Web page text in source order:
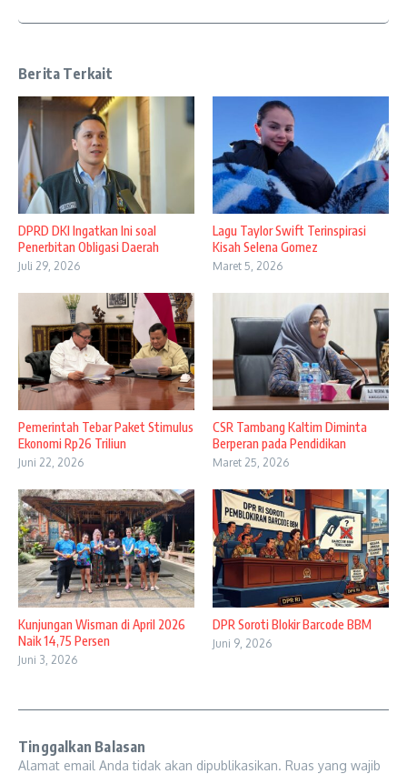
Berita Terkait
DPRD DKI Ingatkan Ini soal
Penerbitan Obligasi Daerah
Juli 29, 2026
Lagu Taylor Swift Terinspirasi
Kisah Selena Gomez
Maret 5, 2026
Pemerintah Tebar Paket Stimulus
Ekonomi Rp26 Triliun
Juni 22, 2026
CSR Tambang Kaltim Diminta
Berperan pada Pendidikan
Maret 25, 2026
Kunjungan Wisman di April 2026
Naik 14,75 Persen
Juni 3, 2026
DPR Soroti Blokir Barcode BBM
Juni 9, 2026
Tinggalkan Balasan
Alamat email Anda tidak akan dipublikasikan. Ruas yang wajib